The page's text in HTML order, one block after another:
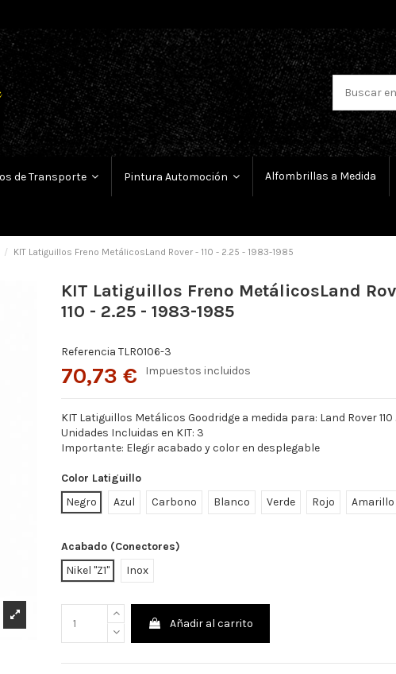
de Transporte Pintura Automoción Alfombrillas a Medida
KIT Latiguillos Freno MetálicosLand Rover - 110 - 2.25 - 1983-1985
KIT Latiguillos Freno MetálicosLand
110 - 2.25 - 1983-1985
Referencia TLR0106-3
70,73 € Impuestos incluidos
KIT Latiguillos Metálicos Goodridge a medida para: Land Rover 110
Unidades Incluidas en KIT: 3
Importante: Elegir acabado y color en desplegable
Color Latiguillo
Negro
Azul Carbono Blanco Verde Rojo Amarillo
Acabado (Conectores)
Nikel "Z1"
Inox
Añadir al carrito